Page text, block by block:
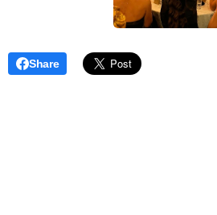
Share